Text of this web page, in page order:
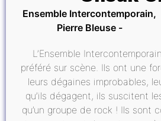
Ensemble Intercontemporain,
Pierre Bleuse
L’Ensemble
préféré sur scène. Ils ont une
leurs dégaines improbables,
qu’ils dégagent, ils suscitent
qu’un groupe de rock ! Ils sont